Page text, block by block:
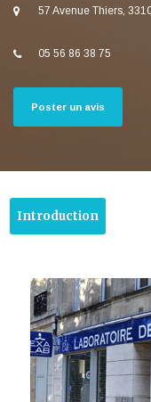
57 Avenue Thiers,
05 56 86 38 75
Poster un avis
Introduction